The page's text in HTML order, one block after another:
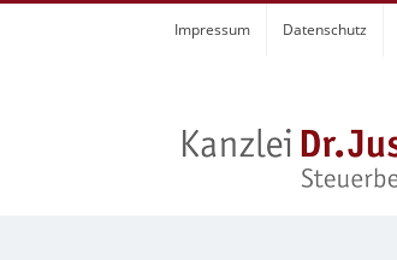
Impressum Datenschutz